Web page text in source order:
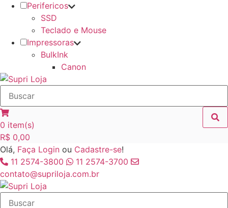
Perifericos
SSD
Teclado e Mouse
Impressoras
BulkInk
Canon
0 item(s)
R$ 0,00
Olá, Faça Login ou Cadastre-se!
11 2574-3800
11 2574-3700
contato@supriloja.com.br